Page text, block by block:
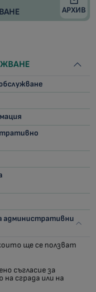
АРХИВ
административни
ще се ползват
съгласие за
сграда или на